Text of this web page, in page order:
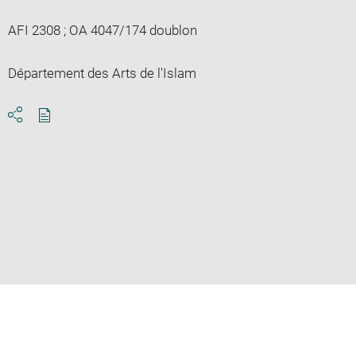
AFI 2308 ; OA 4047/174 doublon
Département des Arts de l'Islam